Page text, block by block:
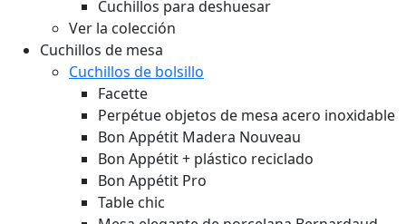
Cuchillos para deshuesar
Ver la colección
Cuchillos de mesa
Cuchillos de bolsillo
Facette
Perpétue objetos de mesa acero inoxidable
Bon Appétit Madera Nouveau
Bon Appétit + plástico reciclado
Bon Appétit Pro
Table chic